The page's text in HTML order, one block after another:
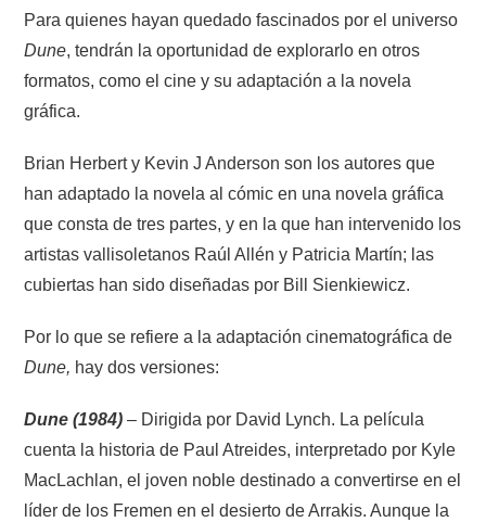
Para quienes hayan quedado fascinados por el universo
Dune, tendrán la oportunidad de explorarlo en otros
formatos, como el cine y su adaptación a la novela
gráfica.
Brian Herbert y Kevin J Anderson son los autores que
han adaptado la novela al cómic en una novela gráfica
que consta de tres partes, y en la que han intervenido los
artistas vallisoletanos Raúl Allén y Patricia Martín; las
cubiertas han sido diseñadas por Bill Sienkiewicz.
Por lo que se refiere a la adaptación cinematográfica de
Dune, hay dos versiones:
Dune (1984) – Dirigida por David Lynch. La película
cuenta la historia de Paul Atreides, interpretado por Kyle
MacLachlan, el joven noble destinado a convertirse en el
líder de los Fremen en el desierto de Arrakis. Aunque la